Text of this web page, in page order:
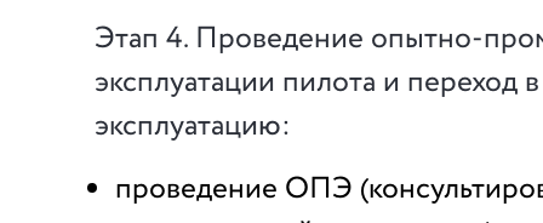
Этап 4. Проведение опытно-
эксплуатации пилота и
эксплуатацию:
проведение ОПЭ